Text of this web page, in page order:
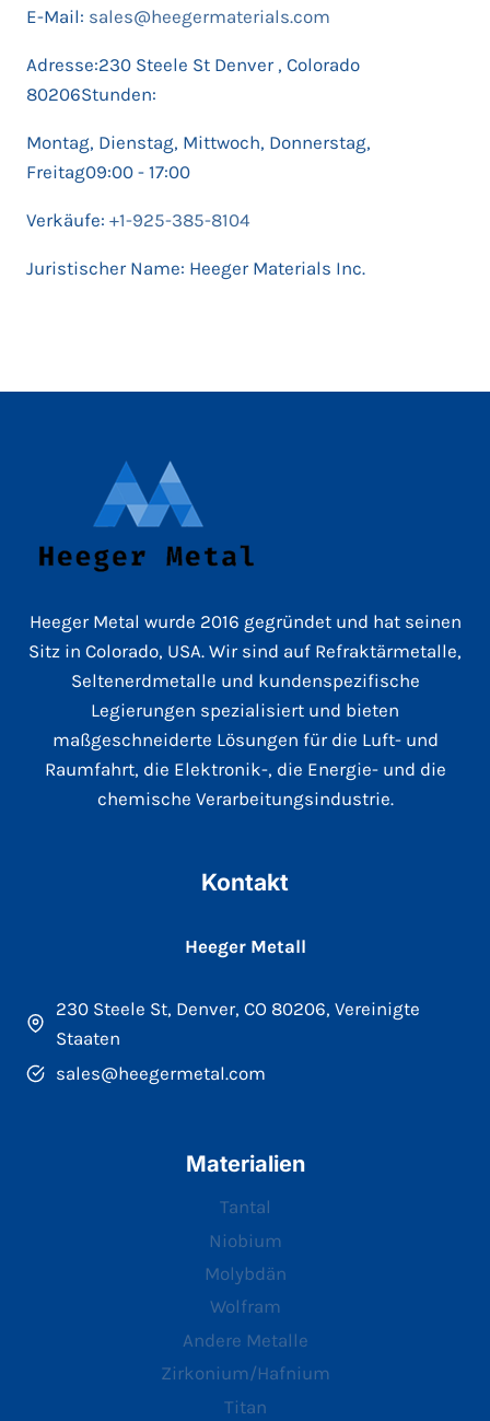
E-Mail: sales@heegermaterials.com
Adresse:230 Steele St Denver , Colorado
80206Stunden:
Montag, Dienstag, Mittwoch, Donnerstag,
Freitag09:00 - 17:00
Verkäufe: +1-925-385-8104
Juristischer Name: Heeger Materials Inc.
Heeger Metal wurde 2016 gegründet und hat seinen
Sitz in Colorado, USA. Wir sind auf Refraktärmetalle,
Seltenerdmetalle und kundenspezifische
Legierungen spezialisiert und bieten
maßgeschneiderte Lösungen für die Luft- und
Raumfahrt, die Elektronik-, die Energie- und die
chemische Verarbeitungsindustrie.
Kontakt
Heeger Metall
230 Steele St, Denver, CO 80206, Vereinigte
Staaten
sales@heegermetal.com
Materialien
Tantal
Niobium
Molybdän
Wolfram
Andere Metalle
Zirkonium/Hafnium
Titan